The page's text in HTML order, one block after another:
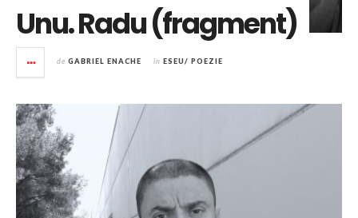
Unu. Radu (fragment)
de GABRIEL ENACHE în ESEU/ POEZIE